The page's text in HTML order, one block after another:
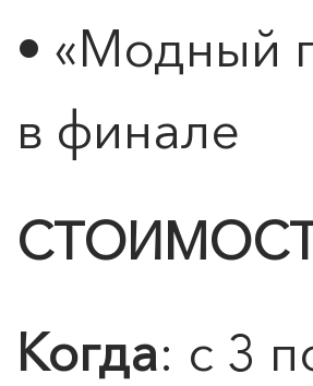
• «Модный
в финале
Когда: с 3